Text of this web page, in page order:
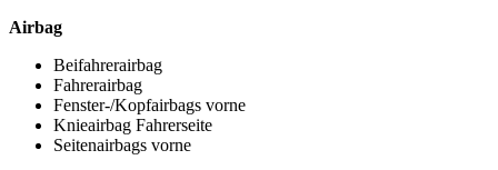
Airbag
Beifahrerairbag
Fahrerairbag
Fenster-/Kopfairbags vorne
Knieairbag Fahrerseite
Seitenairbags vorne